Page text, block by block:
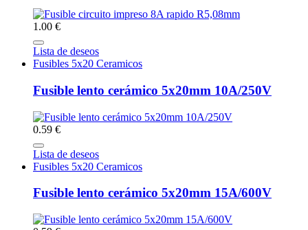
1.00 €
Lista de deseos
Fusibles 5x20 Ceramicos
Fusible lento cerámico 5x20mm 10A/250V
0.59 €
Lista de deseos
Fusibles 5x20 Ceramicos
Fusible lento cerámico 5x20mm 15A/600V